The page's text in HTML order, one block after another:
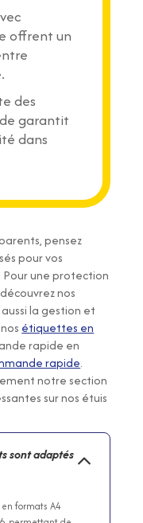
offrent un
des
garantit
dans
pensez
pour vos
Pour une protection
nos
la gestion et
étiquettes en
rapide en
rapide.
notre section
sur nos étuis
sont adaptés
formats A4